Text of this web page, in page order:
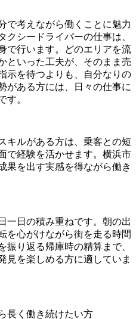
で考えながら働くことに魅力
クシードライバーの仕事は、
で行います。どのエリアを流
といった工夫が、そのまま売
示を待つよりも、自分なりの
がある方には、日々の仕事に
す。
キルがある方は、乗客との短
で経験を活かせます。横浜市
果を出す実感を得ながら働き
一日の積み重ねです。朝の出
を心がけながら街を走る時間
振り返る帰庫時の精算まで、
見を楽しめる方に適していま
長く働き続けたい方